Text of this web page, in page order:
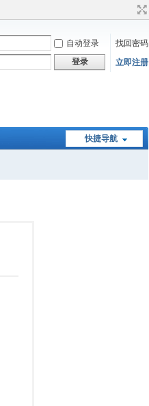
自动登录
找回密码
登录 立即注册
快捷导航